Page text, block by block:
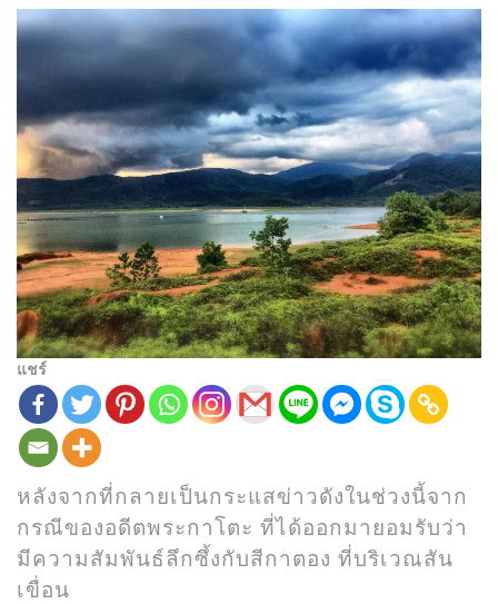
แชร์
หลังจากที่กลายเป็นกระแสข่าวดังในช่วงนี้จาก
กรณีของอดีตพระกาโตะ ที่ได้ออกมายอมรับว่า
มีความสัมพันธ์ลึกซึ้งกับสีกาตอง ที่บริเวณสัน
เขื่อน